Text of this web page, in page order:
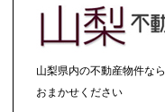
山梨県内の不動産物件なら
おまかせください